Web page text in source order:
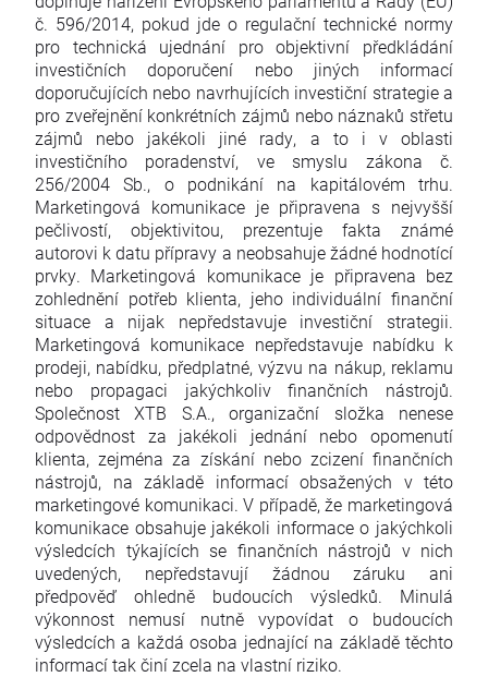
č. 596/2014, pokud jde o regulační technické normy
pro technická ujednání pro objektivní předkládání
investičních doporučení nebo jiných informací
doporučujících nebo navrhujících investiční strategie a
pro zveřejnění konkrétních zájmů nebo náznaků střetu
zájmů nebo jakékoli jiné rady, a to i v oblasti
investičního poradenství, ve smyslu zákona č.
256/2004 Sb., o podnikání na kapitálovém trhu.
Marketingová komunikace je připravena s nejvyšší
pečlivostí, objektivitou, prezentuje fakta známé
autorovi k datu přípravy a neobsahuje žádné hodnotící
prvky. Marketingová komunikace je připravena bez
zohlednění potřeb klienta, jeho individuální finanční
situace a nijak nepředstavuje investiční strategii.
Marketingová komunikace nepředstavuje nabídku k
prodeji, nabídku, předplatné, výzvu na nákup, reklamu
nebo propagaci jakýchkoliv finančních nástrojů.
Společnost XTB S.A., organizační složka nenese
odpovědnost za jakékoli jednání nebo opomenutí
klienta, zejména za získání nebo zcizení finančních
nástrojů, na základě informací obsažených v této
marketingové komunikaci. V případě, že marketingová
komunikace obsahuje jakékoli informace o jakýchkoli
výsledcích týkajících se finančních nástrojů v nich
uvedených, nepředstavují žádnou záruku ani
předpověď ohledně budoucích výsledků. Minulá
výkonnost nemusí nutně vypovídat o budoucích
výsledcích a každá osoba jednající na základě těchto
informací tak činí zcela na vlastní riziko.